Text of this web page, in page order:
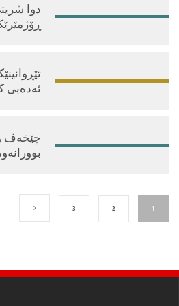
دوا
ئەدەبی
1
2
3